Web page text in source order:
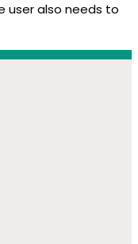
user also needs to